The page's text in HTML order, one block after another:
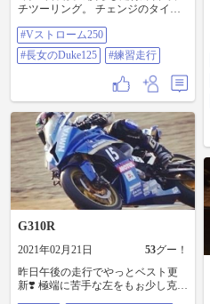
チツーリング。 チェンジのタイミ
作方や路上での注意事項⚠️とかイン
カムで教えての走行練習でした。
自宅🏠⇆オートリゾートアルテン
(苫小牧のキャンプ🏕️場)を往復
26kmを何とか無事帰ってきまし
た。 26kmが、100km位に感じ、長
女より緊張して疲れました（笑）
🤣 #Vストローム250 #長女の
Duke125 #練習走行
#Vストローム250
#長女のDuke125
#練習走行
G310R
2021年02月21日 53グー！
昨日午後の走行でやっとベスト更
新❣️ 極端に苦手な左をもぉ少し克服